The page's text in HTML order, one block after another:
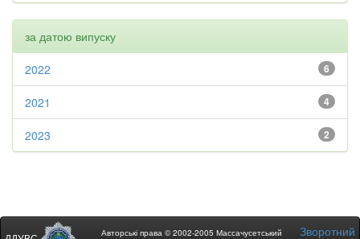
за датою випуску
6
2022
4
2021
2
2023
Авторські права © 2002-2005 Массачусетський Зворотний